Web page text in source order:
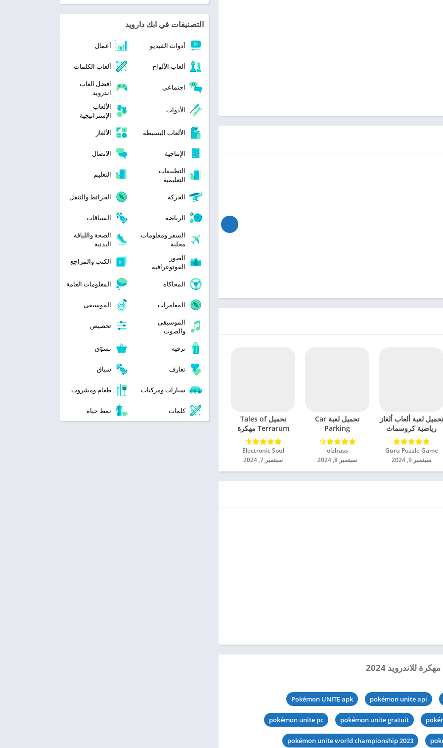
تحميل لعبة ألعاب ألغاز
رياضية كروسماث
مهكرة للاندرويد 2024
Guru Puzzle Game‏
سبتمبر 9, 2024
تحميل لعبة Car
Parking
Multiplayer 2
مهكرة للاندرويد 2024
olzhass‏
سبتمبر 8, 2024
تحميل Tales of
Terrarum مهكرة
للاندرويد 2024
Electronic Soul‏
سبتمبر 7, 2024
pokémon unite api
Pokémon UNITE apk
pokémon unite gratuit
pokémon unite pc
pokémon unite world championship 2023
التصنيفات في ابك دارويد
أدوات الفيديو أعمال
ألعاب الألواح ألعاب الكلمات
اجتماعي
افضل العاب
اندرويد
الأدوات
الألعاب
الإستراتيجية
الألعاب البسيطة
الألغاز
الإنتاجية
الاتصال
التطبيقات
التعليمية
التعليم
الحركة الخرائط والتنقل
الرياضة
السباقات
السفر ومعلومات
محلية
الصحة واللياقة
البدنية
الصور
الفوتوغرافية
الكتب والمراجع
المحاكاة المعلومات العامة
المغامرات
الموسيقى
الموسيقى
والصوت
تخصيص
ترفيه تسوّق
تعارف سباق
سيارات ومركبات طعام ومشروب
كلمات نمط حياة